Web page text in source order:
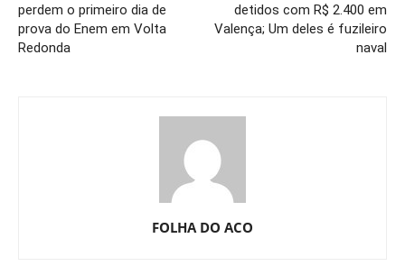
perdem o primeiro dia de
prova do Enem em Volta
Redonda
detidos com R$ 2.400 em
Valença; Um deles é fuzileiro
naval
FOLHA DO ACO